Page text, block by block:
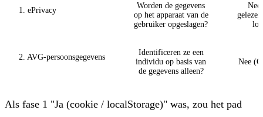
1. ePrivacy
Worden de gegevens
op het apparaat van de
gebruiker opgeslagen?
2. AVG-persoonsgegevens
Identificeren ze een
individu op basis van
de gegevens alleen?
Nee
Als fase 1 "Ja (cookie / localStorage)" was, zou het pad